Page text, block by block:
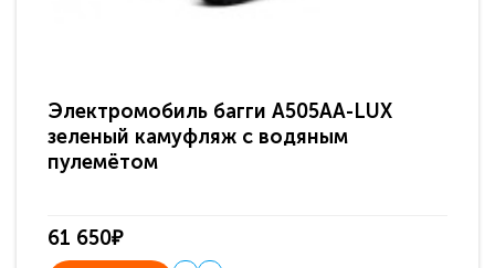
Электромобиль багги A505AA-LUX
зеленый камуфляж с водяным
пулемётом
61 650₽